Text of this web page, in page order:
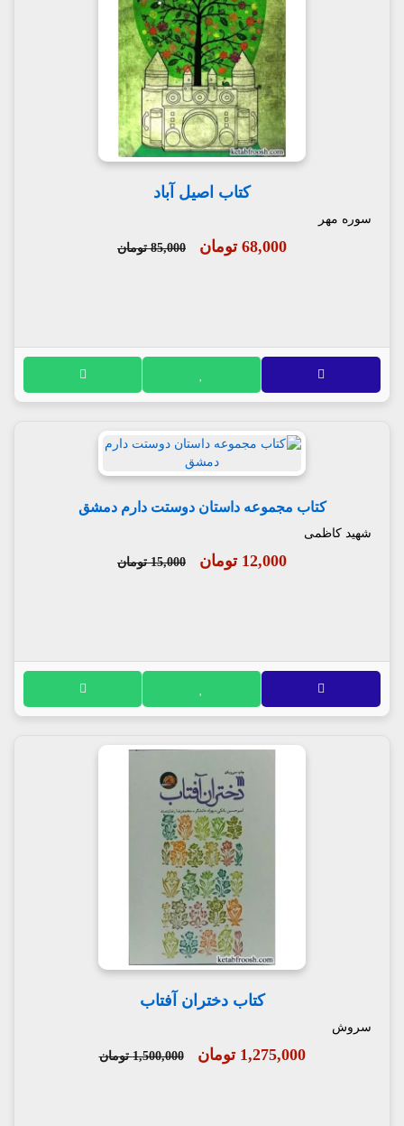
کتاب اصیل آباد
سوره مهر
68,000 تومان 85,000 تومان
کتاب مجموعه داستان دوستت دارم دمشق
شهید کاظمی
12,000 تومان 15,000 تومان
کتاب دختران آفتاب
سروش
1,275,000 تومان 1,500,000 تومان